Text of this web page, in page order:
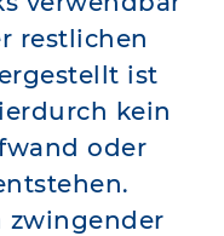
restlichen
ist
kein
oder
zwingender